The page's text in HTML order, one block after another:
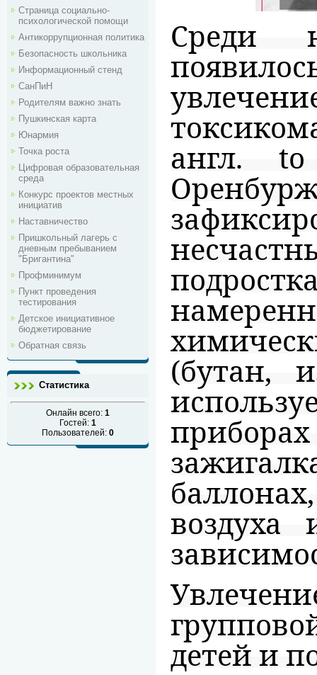
Страница социально-
психологической помощи
Антикоррупционная политика
Безопасность школьника
Информационный стенд
СанПиН
Родителям важно знать
Пушкинская карта
Юнармия
Точка роста
Цифровая образовательная
среда
Конкурс проектов местных
инициатив
Наставничество
Пришкольный лагерь с
дневным пребыванием
"Бригантина"
Профминимум
Пункт проведения
тестирования
Детское инициативное
бюджетирование
Обратная связь
Статистика
Онлайн всего: 1
Гостей: 1
Пользователей: 0
Среди
англ.
(бутан,
детей и